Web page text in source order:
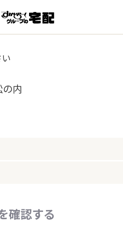
内
確認する